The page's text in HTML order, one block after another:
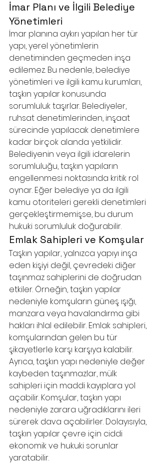
İmar Planı ve İlgili Belediye
Yönetimleri
İmar planına aykırı yapılan her tür
yapı, yerel yönetimlerin
denetiminden geçmeden inşa
edilemez. Bu nedenle, belediye
yönetimleri ve ilgili kamu kurumları,
taşkın yapılar konusunda
sorumluluk taşırlar. Belediyeler,
ruhsat denetimlerinden, inşaat
sürecinde yapılacak denetimlere
kadar birçok alanda yetkilidir.
Belediyenin veya ilgili idarelerin
sorumluluğu, taşkın yapıların
engellenmesi noktasında kritik rol
oynar. Eğer belediye ya da ilgili
kamu otoriteleri gerekli denetimleri
gerçekleştirmemişse, bu durum
hukuki sorumluluk doğurabilir.
Emlak Sahipleri ve Komşular
Taşkın yapılar, yalnızca yapıyı inşa
eden kişiyi değil, çevredeki diğer
taşınmaz sahiplerini de doğrudan
etkiler. Örneğin, taşkın yapılar
nedeniyle komşuların güneş ışığı,
manzara veya havalandırma gibi
hakları ihlal edilebilir. Emlak sahipleri,
komşularından gelen bu tür
şikayetlerle karşı karşıya kalabilir.
Ayrıca, taşkın yapı nedeniyle değer
kaybeden taşınmazlar, mülk
sahipleri için maddi kayıplara yol
açabilir. Komşular, taşkın yapı
nedeniyle zarara uğradıklarını ileri
sürerek dava açabilirler. Dolayısıyla,
taşkın yapılar çevre için ciddi
ekonomik ve hukuki sorunlar
yaratabilir.